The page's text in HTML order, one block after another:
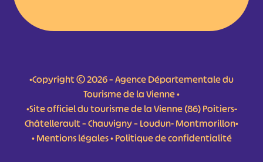
•Copyright © 2026 – Agence Départementale du
Tourisme de la Vienne •
•Site officiel du tourisme de la Vienne (86) Poitiers-
Châtellerault – Chauvigny – Loudun- Montmorillon•
•Mentions légales•Politique de confidentialité